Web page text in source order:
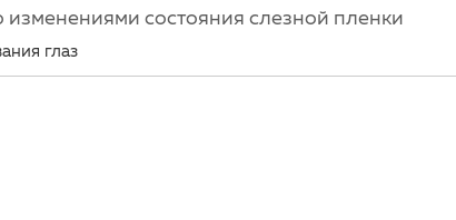
изменениями состояния слезной пленки
глаз